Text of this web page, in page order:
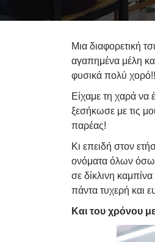
Μια διαφορετική
αγαπημένα μέλη
φυσικά πολύ
Είχαμε τη χαρά να
ξεσήκωσε με τις
παρέας!
Κι επειδή στον
ονόματα όλων όσων
σε δίκλινη
πάντα τυχερή και
Και του χρόνου